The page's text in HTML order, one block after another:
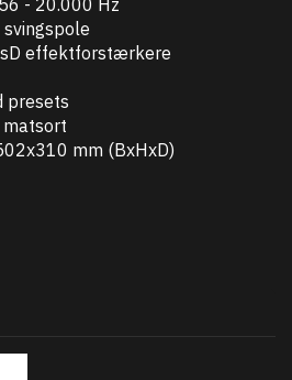
effektforstærkere
presets
matsort
mm (BxHxD)